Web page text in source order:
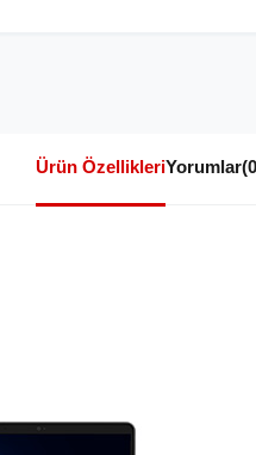
Ürün ÖzellikleriYorumlar